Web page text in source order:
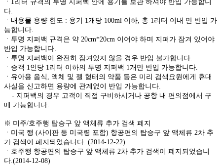
ㆍ1리터 규격의 투명 지퍼백 안에 용기를 보관 하셔야 반입 가능합니
다.
ㆍ내용물 용량 한도 : 용기 1개당 100ml 이하, 총 1리터 이내 만 반입 가
능합니다.
ㆍ투명 지퍼백 규격은 약 20cm*20cm 이어야 하며 지퍼가 잠겨 있어야
반입 가능합니다.
ㆍ투명 지퍼백이 완전히 잠겨있지 않을 경우 반입 불가합니다.
ㆍ승객 1인당 1리터 이하의 투명 지퍼백 1개만 반입 가능합니다.
ㆍ유아용 음식, 액체 및 젤 형태의 약품 등은 미리 검색요원에게 휴대
사실을 신고하면 용량에 관계없이 반입 가능합니다.
- 지퍼백의 경우 고객이 직접 구비하시거나 공항 내 편의점에서 구
매 가능합니다.
※ 미주/호주행 탑승구 앞 액체류 추가 검색 폐지
ㆍ미국 행 (사이판 등 미국령 포함) 항공편의 탑승구 앞 액체류 2차 추
가 검색이 폐지되었습니다. (2014-12-22)
ㆍ호주행 항공편의 탑승구 앞 액체류 2차 추가 검색이 폐지되었습니
다.(2014-12-08)